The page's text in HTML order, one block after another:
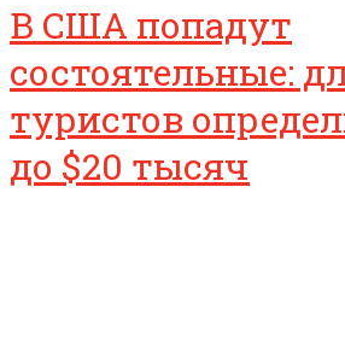
В США попадут
состоятельные:
туристов
до $20 тысяч